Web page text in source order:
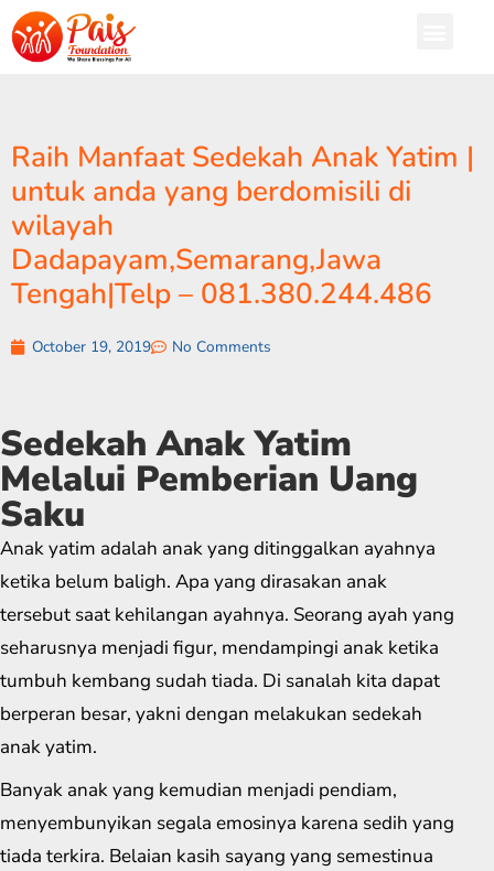
Raih Manfaat Sedekah Anak Yatim |
untuk anda yang berdomisili di
wilayah
Dadapayam,Semarang,Jawa
Tengah|Telp – 081.380.244.486
October 19, 2019 No Comments
Sedekah Anak Yatim
Melalui Pemberian Uang
Saku
Anak yatim adalah anak yang ditinggalkan ayahnya
ketika belum baligh. Apa yang dirasakan anak
tersebut saat kehilangan ayahnya. Seorang ayah yang
seharusnya menjadi figur, mendampingi anak ketika
tumbuh kembang sudah tiada. Di sanalah kita dapat
berperan besar, yakni dengan melakukan sedekah
anak yatim.
Banyak anak yang kemudian menjadi pendiam,
menyembunyikan segala emosinya karena sedih yang
tiada terkira. Belaian kasih sayang yang semestinua